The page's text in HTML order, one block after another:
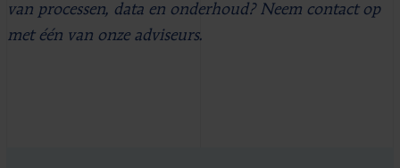
van processen, data en onderhoud? Neem contact op
met één van onze adviseurs.